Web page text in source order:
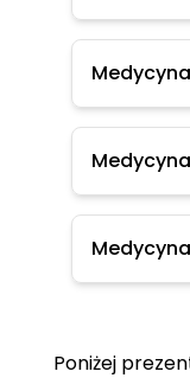
Poniżej